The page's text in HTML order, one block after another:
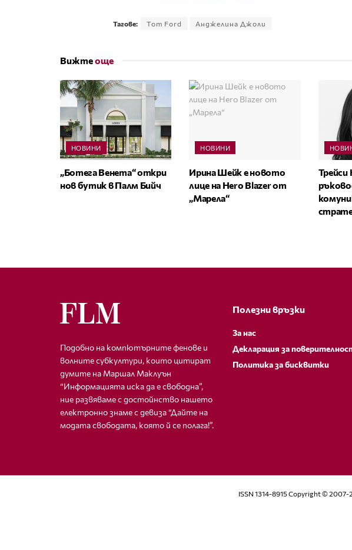
Тагове: Tom Ford Анджелина Джоли
Вижтеоще
НОВИНИ
„Ботега Венета“ откри
нов бутик в Палм Бийч
НОВИНИ
Ирина Шейк е новото
лице на Hero Blazer от
„Марела“
Трейси
Подобно на компютърните фенове и
волните субкултури, които цитират
думите на Маршал Маклуън
“Информацията иска да е свободна”,
ние развяваме с достойнство нашето
електронно знаме с девиза “Дайте на
модата свободата, която й се полага!”.
Полезни връзки
За нас
Декларация за
Политика за бисквитки
ISSN 1314-8915 Copyright ©